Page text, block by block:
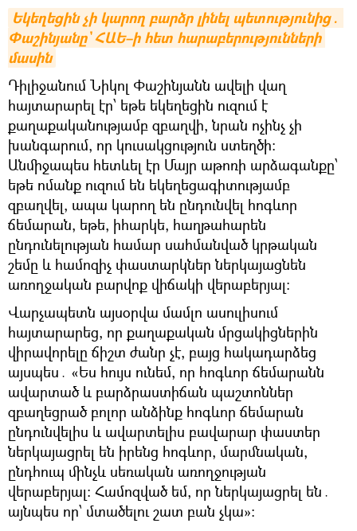
Եկեղեցին չի կարող բարձր լինել պետությունից․
Փաշինյանը` ՀԱԵ–ի հետ հարաբերությունների
մասին
Դիլիջանում Նիկոլ Փաշինյանն ավելի վաղ
հայտարարել էր՝ եթե եկեղեցին ուզում է
քաղաքականությամբ զբաղվի, նրան ոչինչ չի
խանգարում, որ կուսակցություն ստեղծի։
Անմիջապես հետևել էր Մայր աթոռի արձագանքը՝
եթե ոմանք ուզում են եկեղեցագիտությամբ
զբաղվել, ապա կարող են ընդունվել հոգևոր
ճեմարան, եթե, իհարկե, հաղթահարեն
ընդունելության համար սահմանված կրթական
շեմը և համոզիչ փաստարկներ ներկայացնեն
առողջական բարվոք վիճակի վերաբերյալ։
Վարչապետն այսօրվա մամլո ասուլիսում
հայտարարեց, որ քաղաքական մրցակիցներին
վիրավորելը ճիշտ ժանր չէ, բայց հակադարձեց
այսպես․ «Ես հույս ունեմ, որ հոգևոր ճեմարանն
ավարտած և բարձրաստիճան պաշտոններ
զբաղեցրած բոլոր անձինք հոգևոր ճեմարան
ընդունվելիս և ավարտելիս բավարար փաստեր
ներկայացրել են իրենց հոգևոր, մարմնական,
ընդհուպ մինչև սեռական առողջության
վերաբերյալ։ Համոզված եմ, որ ներկայացրել են․
այնպես որ՝ մտածելու շատ բան չկա»։